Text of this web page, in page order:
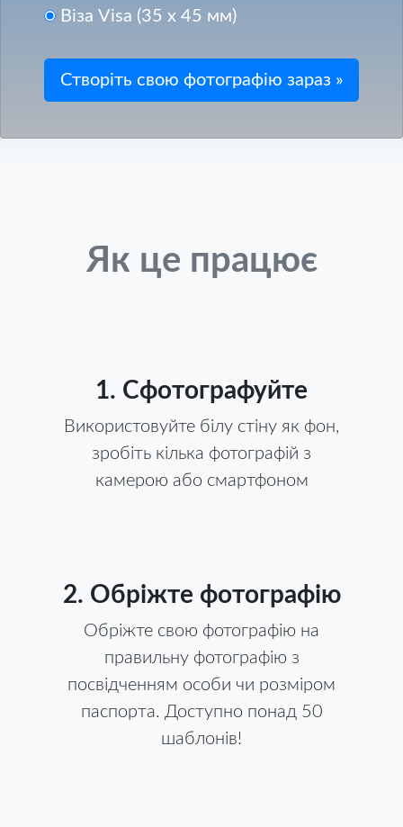
Віза Visa (35 x 45 мм)
Як це працює
1. Сфотографуйте
Використовуйте білу стіну як фон,
зробіть кілька фотографій з
камерою або смартфоном
2. Обріжте фотографію
Обріжте свою фотографію на
правильну фотографію з
посвідченням особи чи розміром
паспорта. Доступно понад 50
шаблонів!